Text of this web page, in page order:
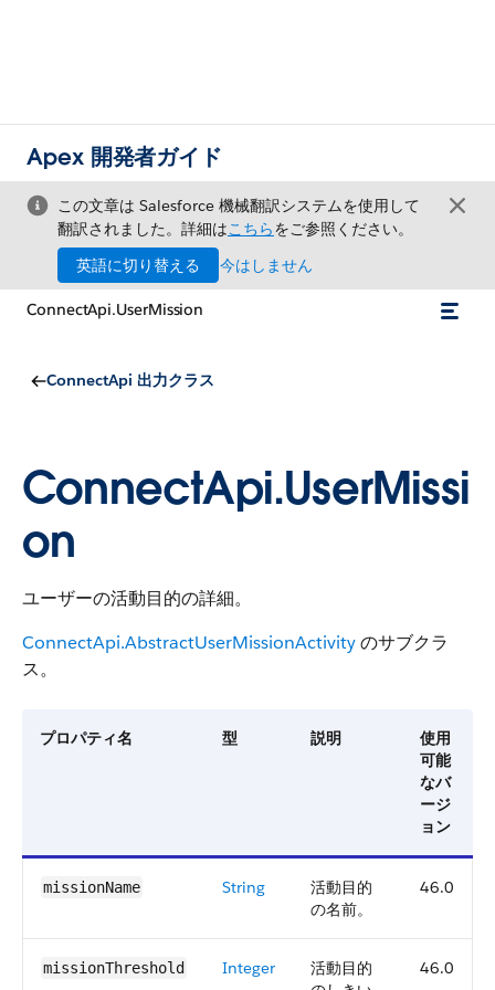
Apex 開発者ガイド
この文章は Salesforce 機械翻訳システムを使用して
翻訳されました。詳細はこちらをご参照ください。
英語に切り替える
今はしません
ConnectApi.UserMission
ConnectApi 出力クラス
ConnectApi.UserMissi
on
ユーザーの活動目的の詳細。
ConnectApi.AbstractUserMissionActivityのサブクラ
ス。
プロパティ名 型 説明
使用
可能
なバ
ージ
ョン
missionName String
活動目的
の名前。
46.0
missionThreshold Integer
活動目的
46.0